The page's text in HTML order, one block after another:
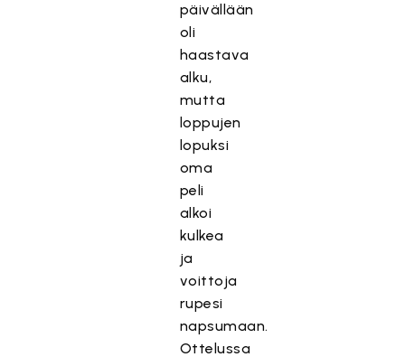
päivällään
oli
haastava
alku,
mutta
loppujen
lopuksi
oma
peli
alkoi
kulkea
ja
voittoja
rupesi
napsumaan.
Ottelussa